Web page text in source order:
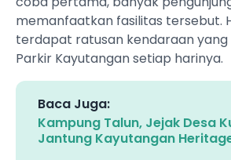
memanfaatkan fasilitas tersebut.
terdapat ratusan kendaraan yang
Parkir Kayutangan setiap harinya.
Baca Juga:
Kampung Talun, Jejak Desa
Jantung Kayutangan